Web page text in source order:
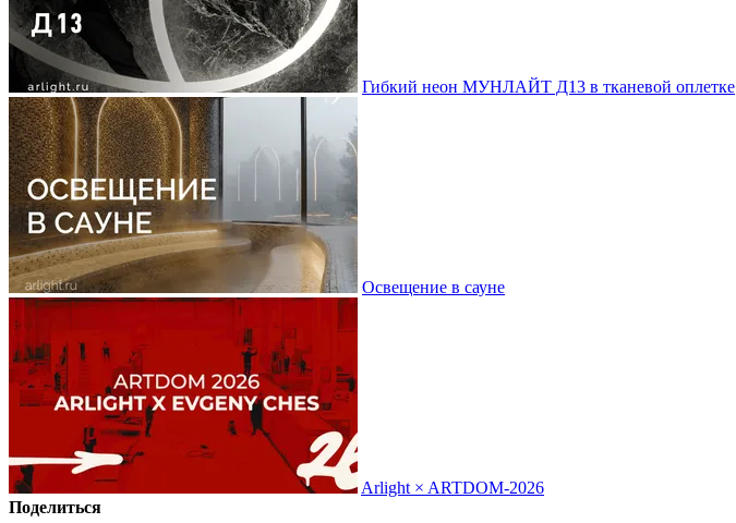
Гибкий неон МУНЛАЙТ Д13 в тканевой оплетке
Освещение в сауне
Arlight × ARTDOM-2026
Поделиться